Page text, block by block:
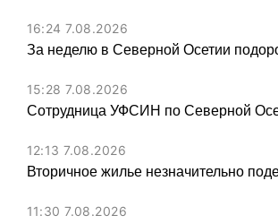
16:24 7.08.2026
За неделю в Северной Осетии
15:28 7.08.2026
Сотрудница УФСИН по Северной
12:13 7.08.2026
Вторичное жилье незначительно
11:30 7.08.2026